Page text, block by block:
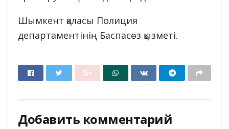
Шымкент қаласы Полиция
департаментінің Баспасөз қызметі.
Добавить комментарий